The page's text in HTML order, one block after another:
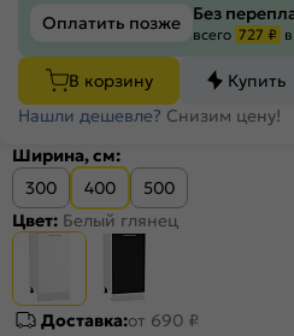
Оплатить позже
Без
всего 727 ₽
В корзину
Купить
Нашли дешевле? Снизим цену!
Ширина, см:
300
400
500
Цвет: Белый глянец
Доставка:от 690 ₽